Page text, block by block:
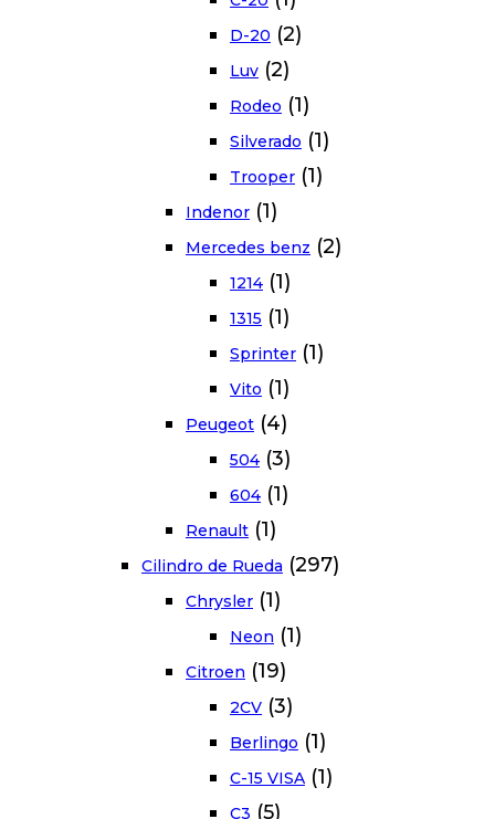
D-20 (2)
Luv (2)
Rodeo (1)
Silverado (1)
Trooper (1)
Indenor (1)
Mercedes benz (2)
1214 (1)
1315 (1)
Sprinter (1)
Vito (1)
Peugeot (4)
504 (3)
604 (1)
Renault (1)
Cilindro de Rueda (297)
Chrysler (1)
Neon (1)
Citroen (19)
2CV (3)
Berlingo (1)
C-15 VISA (1)
C3 (5)